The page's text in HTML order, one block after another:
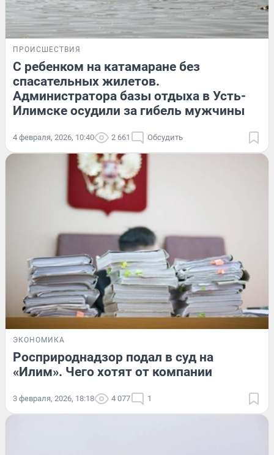
ПРОИСШЕСТВИЯ
С ребенком на катамаране без
спасательных жилетов.
Администратора базы отдыха в Усть-
Илимске осудили за гибель мужчины
4 февраля, 2026, 10:40 2 661 Обсудить
ЭКОНОМИКА
Росприроднадзор подал в суд на
«Илим». Чего хотят от компании
3 февраля, 2026, 18:18 4 077 1